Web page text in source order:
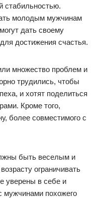
стабильностью.
молодым мужчинам
дать своему
достижения счастья.
множество проблем и
трудились, чтобы
и хотят поделиться
Кроме того,
более совместимого с
быть веселым и
ограничивать
уверены в себе и
мужчинами похожего